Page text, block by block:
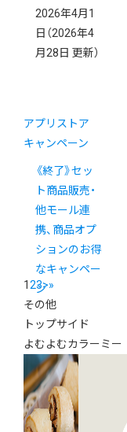
2026年4月1
日 （2026年4
月28日 更新）
アプリストア
キャンペーン
《終了》セッ
ト商品販売・
他モール連
携、商品オプ
ションのお得
なキャンペー
ン
123>»
その他
トップサイド
よむよむカラーミー